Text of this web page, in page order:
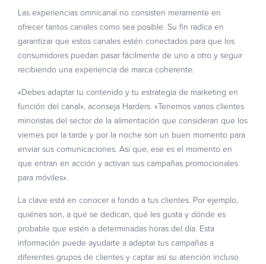
Las experiencias omnicanal no consisten meramente en
ofrecer tantos canales como sea posible. Su fin radica en
garantizar que estos canales estén conectados para que los
consumidores puedan pasar fácilmente de uno a otro y seguir
recibiendo una experiencia de marca coherente.
«Debes adaptar tu contenido y tu estrategia de marketing en
función del canal», aconseja Harders. «Tenemos varios clientes
minoristas del sector de la alimentación que consideran que los
viernes por la tarde y por la noche son un buen momento para
enviar sus comunicaciones. Así que, ese es el momento en
que entran en acción y activan sus campañas promocionales
para móviles».
La clave está en conocer a fondo a tus clientes. Por ejemplo,
quiénes son, a qué se dedican, qué les gusta y dónde es
probable que estén a determinadas horas del día. Esta
información puede ayudarte a adaptar tus campañas a
diferentes grupos de clientes y captar así su atención incluso